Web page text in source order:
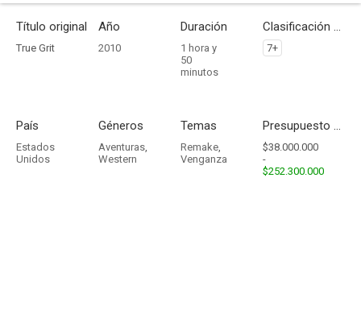
Título original
True Grit
Año
2010
Duración
1 hora y
50
minutos
Clasificación por edades
7+
País
Estados
Unidos
Géneros
Aventuras,
Western
Temas
Remake,
Venganza
Presupuesto - Ingresos
$38.000.000
-
$252.300.000